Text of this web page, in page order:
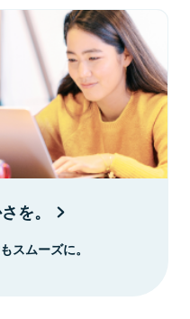
を。
スムーズに。